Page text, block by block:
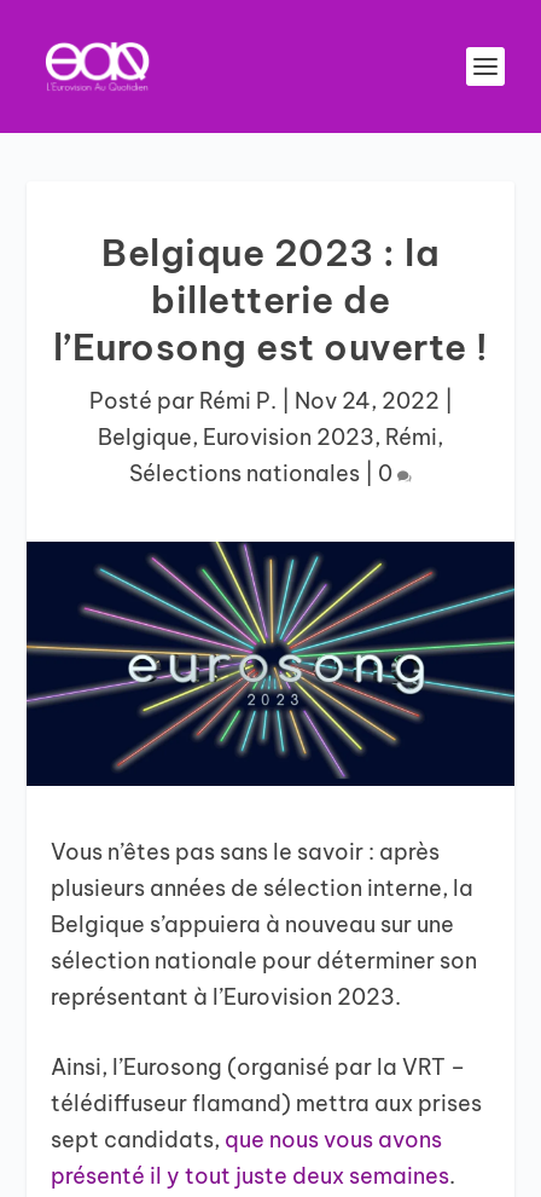
Belgique 2023 : la
billetterie de
l’Eurosong est ouverte !
Posté par Rémi P. Nov 24, 2022
Belgique, Eurovision 2023, Rémi,
Sélections nationales
0
Vous n’êtes pas sans le savoir : après
plusieurs années de sélection interne, la
Belgique s’appuiera à nouveau sur une
sélection nationale pour déterminer son
représentant à l’Eurovision 2023.
Ainsi, l’Eurosong (organisé par la VRT –
télédiffuseur flamand) mettra aux prises
sept candidats, que nous vous avons
présenté il y tout juste deux semaines.